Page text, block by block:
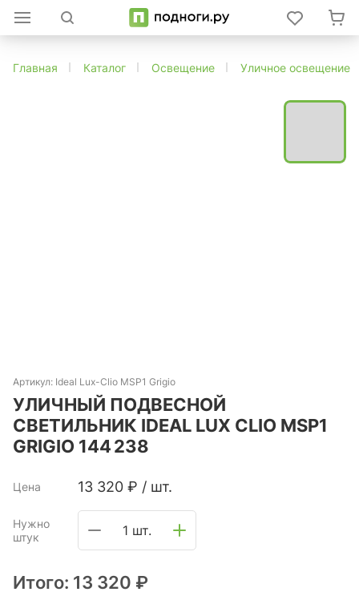
Главная Каталог Освещение Уличное освещение
Артикул: Ideal Lux-Clio MSP1 Grigio
УЛИЧНЫЙ ПОДВЕСНОЙ
СВЕТИЛЬНИК IDEAL LUX CLIO MSP1
GRIGIO 144 238
Цена 13 320 ₽ / шт.
Нужно
штук
1 шт.
Итого: 13 320 ₽